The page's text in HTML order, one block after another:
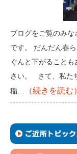
ブログをご覧のみ
です。 だんだん春
ぐんと下がること
さい。 さて、私た
稲…
（続きを読む）